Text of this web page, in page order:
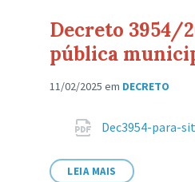
Decreto 3954/
pública
11/02/2025 em DECRETO
AnexosDec3954-para-
LEIA MAIS